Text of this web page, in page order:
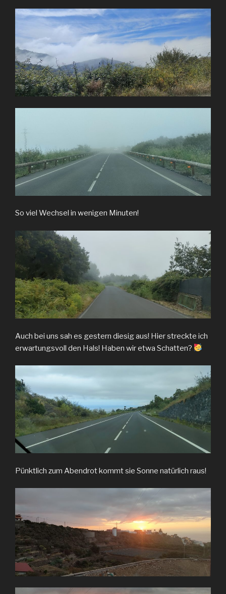
So viel Wechsel in wenigen Minuten!
Auch bei uns sah es gestern diesig aus! Hier streckte ich
erwartungsvoll den Hals! Haben wir etwa Schatten?
Pünktlich zum Abendrot kommt sie Sonne natürlich raus!